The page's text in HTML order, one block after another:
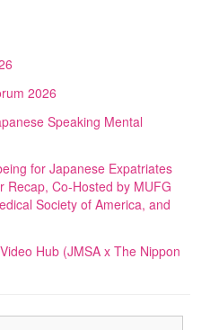
2026
Speaking Mental
for Japanese Expatriates
Recap, Co-Hosted by MUFG
Society of America, and
Hub (JMSA x The Nippon